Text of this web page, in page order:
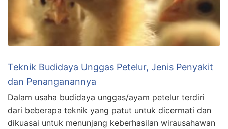
Teknik Budidaya Unggas Petelur, Jenis Penyakit
dan Penanganannya
Dalam usaha budidaya unggas/ayam petelur terdiri
dari beberapa teknik yang patut untuk dicermati dan
dikuasai untuk menunjang keberhasilan wirausahawan